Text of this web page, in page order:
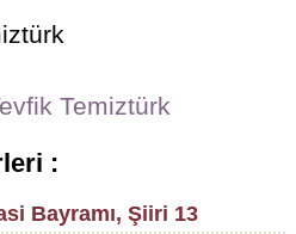
Temiztürk
:
Bayramı, Şiiri 13